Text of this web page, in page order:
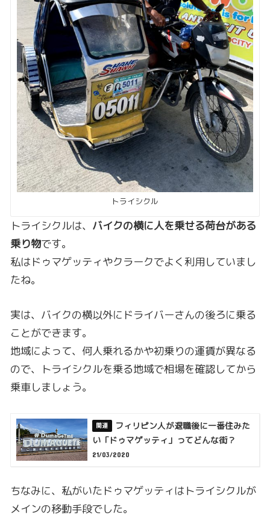
トライシクル
トライシクルは、 バイクの横に人を乗せる荷台がある
乗り物です。
私はドゥマゲッティやクラークでよく利用していまし
たね。
実は、バイクの横以外にドライバーさんの後ろに乗る
ことができます。
地域によって、何人乗れるかや初乗りの運賃が異なる
ので、トライシクルを乗る地域で相場を確認してから
乗車しましょう。
フィリピン人が退職後に一番住みた
い「ドゥマゲッティ」ってどんな街？
21/03/2020
ちなみに、私がいたドゥマゲッティはトライシクルが
メインの移動手段でした。